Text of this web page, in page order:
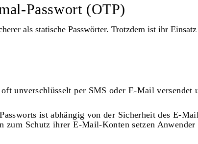
Passwort (OTP)
als statische Passwörter. Trotzdem ist ihr Einsatz
unverschlüsselt per SMS oder E-Mail versendet
ist abhängig von der Sicherheit des E-
zum Schutz ihrer E-Mail-Konten setzen Anwender